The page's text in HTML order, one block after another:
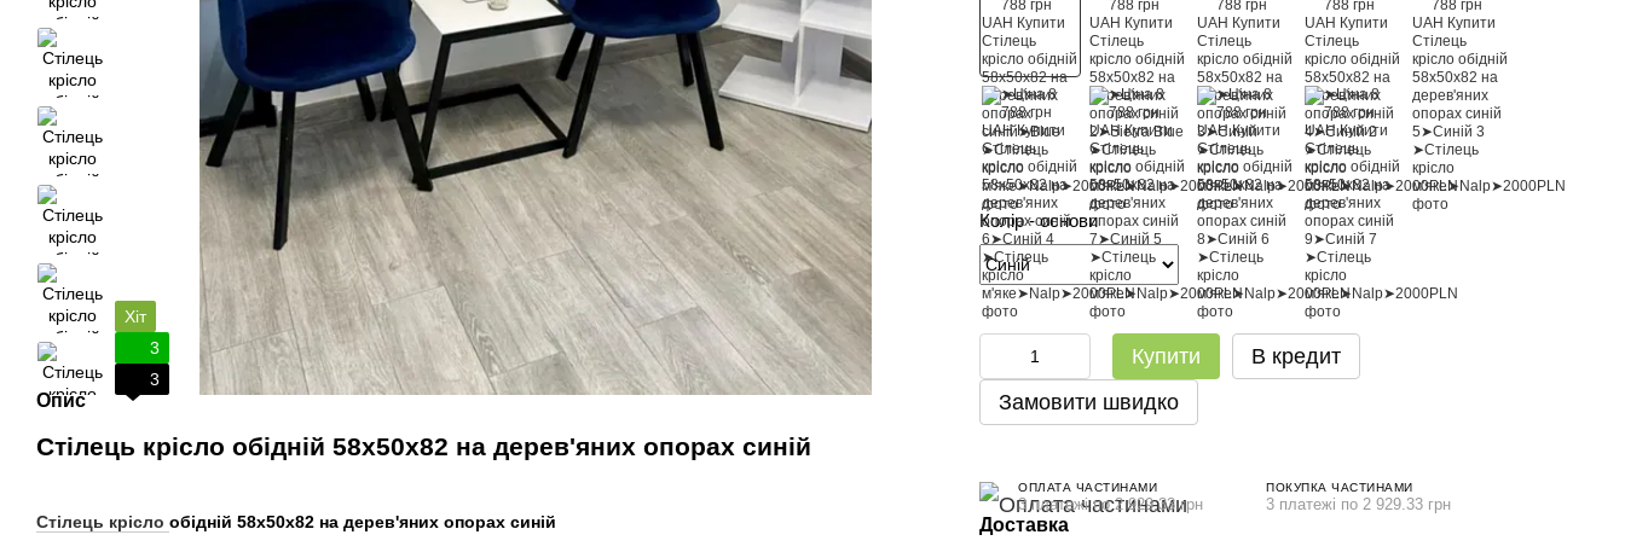
Хіт
3
3
Опис
Стілець крісло обідній 58x50x82 на дерев'яних опорах синій
Стілець крісло обідній 58x50x82 на дерев'яних опорах синій
Колір - основи
Купити
В кредит
Замовити швидко
ОПЛАТА ЧАСТИНАМИ
3 платежі по 2 929.33 грн
ПОКУПКА ЧАСТИНАМИ
3 платежі по 2 929.33 грн
Доставка